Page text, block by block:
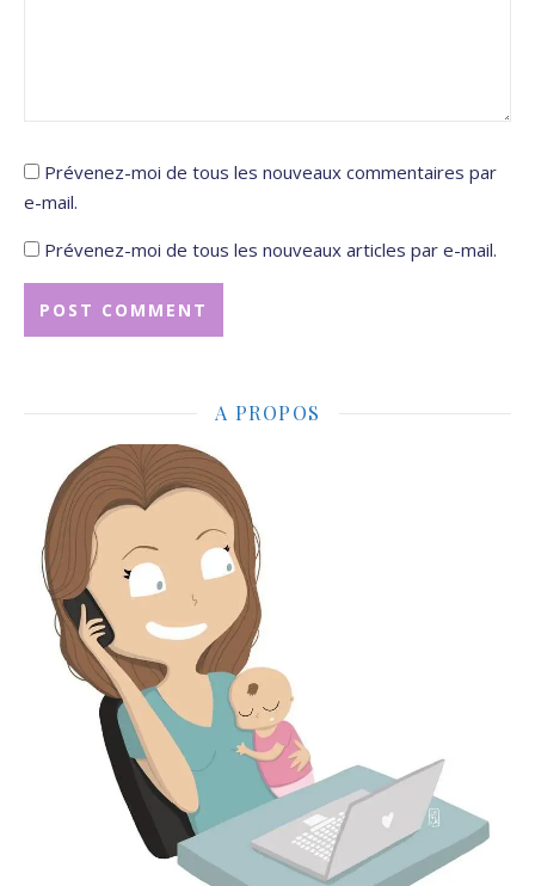
Prévenez-moi de tous les nouveaux commentaires par
e-mail.
Prévenez-moi de tous les nouveaux articles par e-mail.
A PROPOS